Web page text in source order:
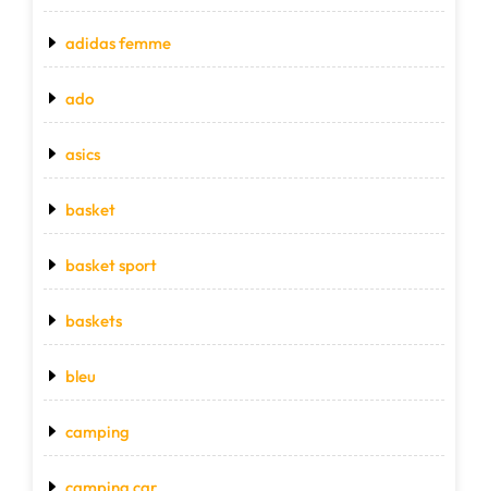
adidas femme
ado
asics
basket
basket sport
baskets
bleu
camping